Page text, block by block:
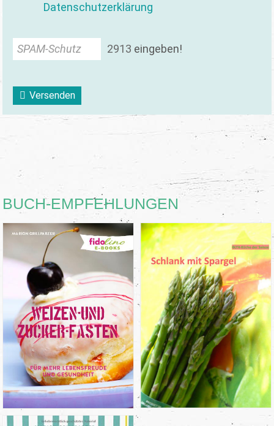
Datenschutzerklärung
SPAM-Schutz 2913 eingeben!
Versenden
BUCH-EMPFEHLUNGEN